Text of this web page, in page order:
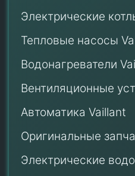
Электрические
Тепловые насосы
Водонагреватели
Вентиляционные
Автоматика Vaillant
Оригинальные
Электрические